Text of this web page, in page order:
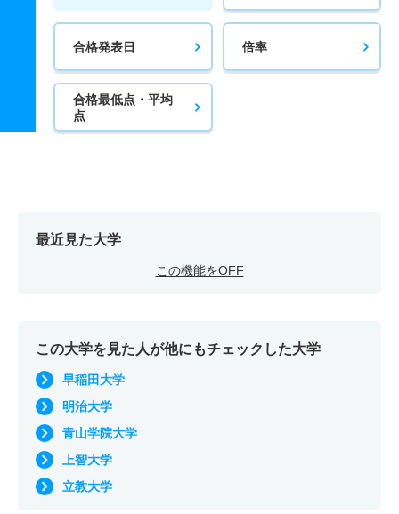
合格発表日 倍率
合格最低点・平均
点
最近見た大学
この機能をOFF
この大学を見た人が他にもチェックした大学
早稲田大学
明治大学
青山学院大学
上智大学
立教大学